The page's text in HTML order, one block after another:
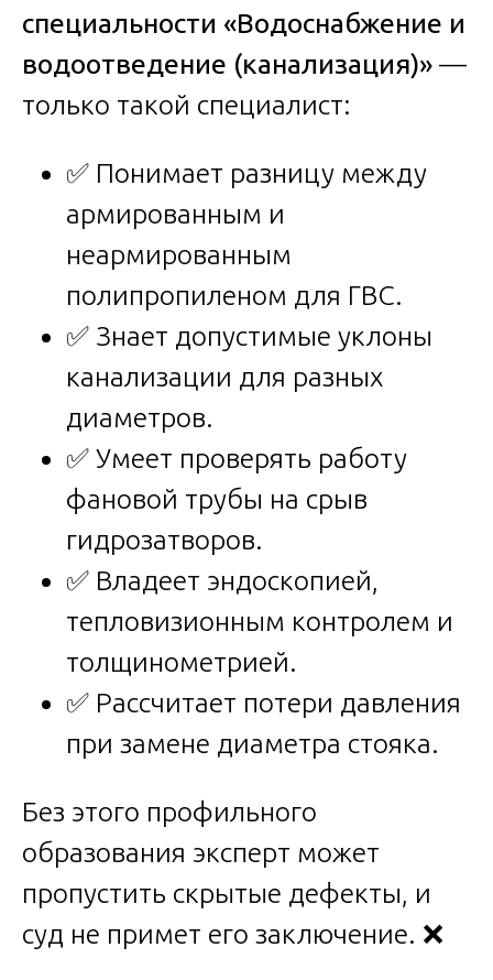
специальности «Водоснабжение и
водоотведение (канализация)» —
только такой специалист:
✅ Понимает разницу между
армированным и
неармированным
полипропиленом для ГВС.
✅ Знает допустимые уклоны
канализации для разных
диаметров.
✅ Умеет проверять работу
фановой трубы на срыв
гидрозатворов.
✅ Владеет эндоскопией,
тепловизионным контролем и
толщинометрией.
✅ Рассчитает потери давления
при замене диаметра стояка.
Без этого профильного
образования эксперт может
пропустить скрытые дефекты, и
суд не примет его заключение. ❌